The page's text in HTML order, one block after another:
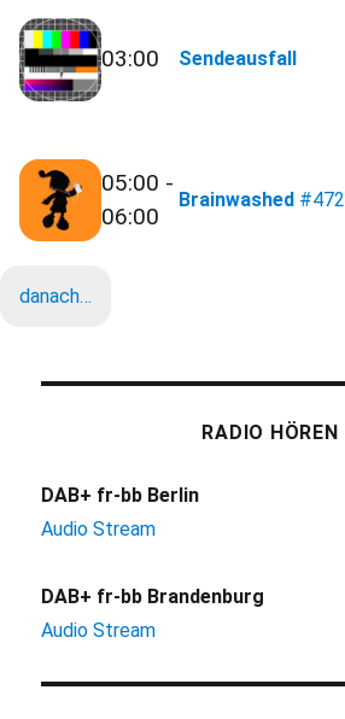
03:00 Sendeausfall
05:00 -
06:00
Brainwashed #472
danach…
RADIO HÖREN
DAB+ fr-bb Berlin
Audio Stream
DAB+ fr-bb Brandenburg
Audio Stream